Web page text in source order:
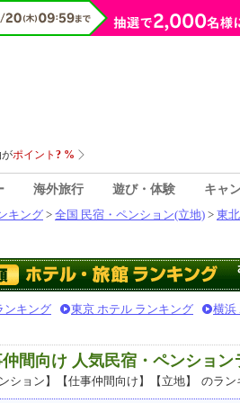
海外旅行 遊び・体験 キャ
キング > 全国 民宿・ペンション(立地) > 東
ンキング 東京 ホテル ランキング 横浜
間向け 人気民宿・ペンション
ョン】【仕事仲間向け】【立地】 のラン